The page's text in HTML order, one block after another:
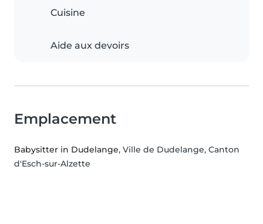
Cuisine
Aide aux devoirs
Emplacement
Babysitter in Dudelange, Ville de Dudelange, Canton
d'Esch-sur-Alzette